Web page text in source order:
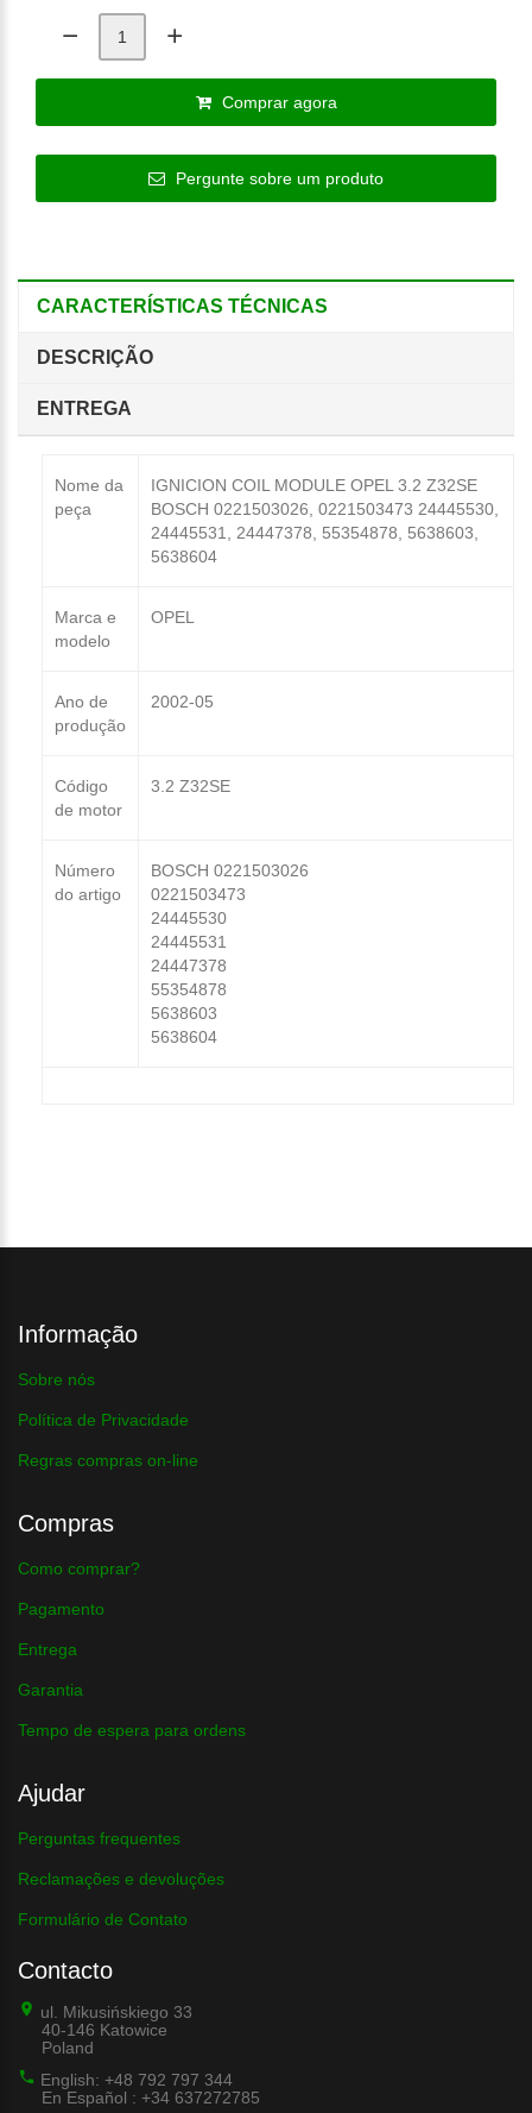
Comprar agora
Pergunte sobre um produto
CARACTERÍSTICAS TÉCNICAS
DESCRIÇÃO
ENTREGA
Nome da
peça
IGNICION COIL MODULE OPEL 3.2 Z32SE
BOSCH 0221503026, 0221503473 24445530,
24445531, 24447378, 55354878, 5638603,
5638604
Marca e
modelo
OPEL
Ano de
produção
2002-05
Código
de motor
3.2 Z32SE
Número
do artigo
BOSCH 0221503026
0221503473
24445530
24445531
24447378
55354878
5638603
5638604
Informação
Sobre nós
Política de Privacidade
Regras compras on-line
Compras
Como comprar?
Pagamento
Entrega
Garantia
Tempo de espera para ordens
Ajudar
Perguntas frequentes
Reclamações e devoluções
Formulário de Contato
Contacto
ul. Mikusińskiego 33
40-146 Katowice
Poland
English: +48 792 797 344
En Español : +34 637272785